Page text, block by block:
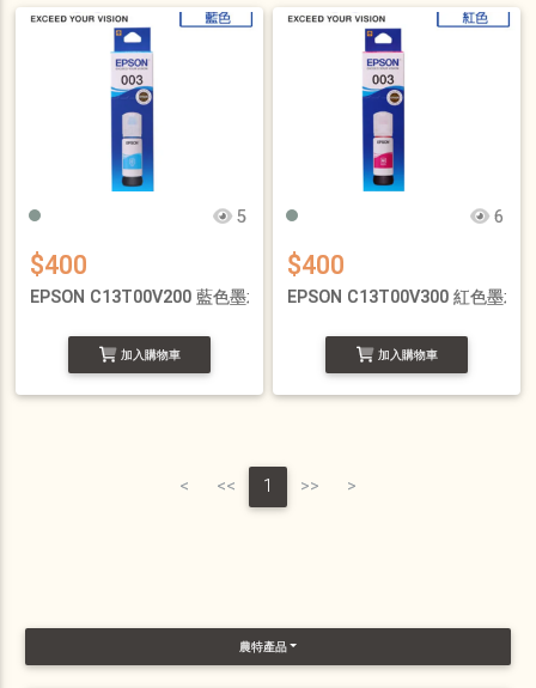
5
$400
EPSON C13T00V200 藍色墨水瓶
加入購物車
6
$400
EPSON C13T00V300 紅色墨水罐
加入購物車
< << 1 >> >
農特產品